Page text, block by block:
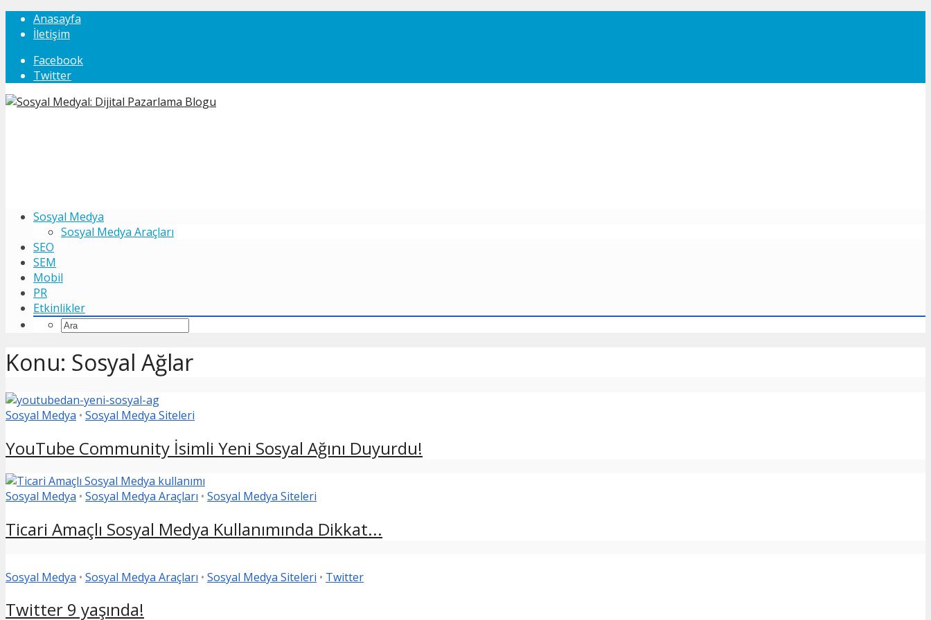
Anasayfa
İletişim
Facebook
Twitter
Sosyal Medya
Sosyal Medya Araçları
SEO
SEM
Mobil
PR
Etkinlikler
Konu: Sosyal Ağlar
Sosyal Medya • Sosyal Medya Siteleri
YouTube Community İsimli Yeni Sosyal Ağını Duyurdu!
Sosyal Medya • Sosyal Medya Araçları • Sosyal Medya Siteleri
Ticari Amaçlı Sosyal Medya Kullanımında Dikkat...
Sosyal Medya • Sosyal Medya Araçları • Sosyal Medya Siteleri • Twitter
Twitter 9 yaşında!